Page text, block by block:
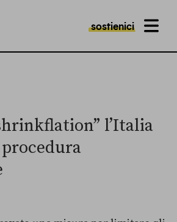
sostienici MENU
l’Italia